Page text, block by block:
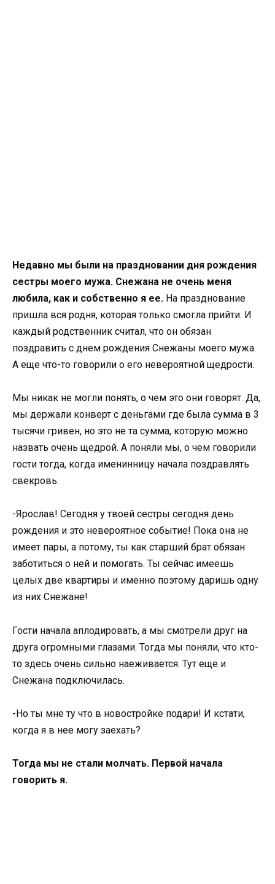
Недавно мы были на праздновании дня рождения
сестры моего мужа. Снежана не очень меня
любила, как и собственно я ее. На празднование
пришла вся родня, которая только смогла прийти. И
каждый родственник считал, что он обязан
поздравить с днем рождения Снежаны моего мужа.
А еще что-то говорили о его невероятной щедрости.
Мы никак не могли понять, о чем это они говорят. Да,
мы держали конверт с деньгами где была сумма в 3
тысячи гривен, но это не та сумма, которую можно
назвать очень щедрой. А поняли мы, о чем говорили
гости тогда, когда именинницу начала поздравлять
свекровь.
-Ярослав! Сегодня у твоей сестры сегодня день
рождения и это невероятное событие! Пока она не
имеет пары, а потому, ты как старший брат обязан
заботиться о ней и помогать. Ты сейчас имеешь
целых две квартиры и именно поэтому даришь одну
из них Снежане!
Гости начала аплодировать, а мы смотрели друг на
друга огромными глазами. Тогда мы поняли, что кто-
то здесь очень сильно наеживается. Тут еще и
Снежана подключилась.
-Но ты мне ту что в новостройке подари! И кстати,
когда я в нее могу заехать?
Тогда мы не стали молчать. Первой начала
говорить я.